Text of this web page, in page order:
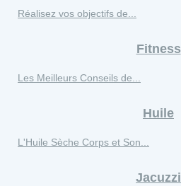
Réalisez vos objectifs de...
Fitness
Les Meilleurs Conseils de...
Huile
L'Huile Sèche Corps et Son...
Jacuzzi